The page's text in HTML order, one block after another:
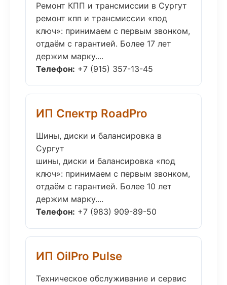
Ремонт КПП и трансмиссии в Сургут
ремонт кпп и трансмиссии «под
ключ»: принимаем с первым звонком,
отдаём с гарантией. Более 17 лет
держим марку....
Телефон: +7 (915) 357-13-45
ИП Спектр RoadPro
Шины, диски и балансировка в
Сургут
шины, диски и балансировка «под
ключ»: принимаем с первым звонком,
отдаём с гарантией. Более 10 лет
держим марку....
Телефон: +7 (983) 909-89-50
ИП OilPro Pulse
Техническое обслуживание и сервис